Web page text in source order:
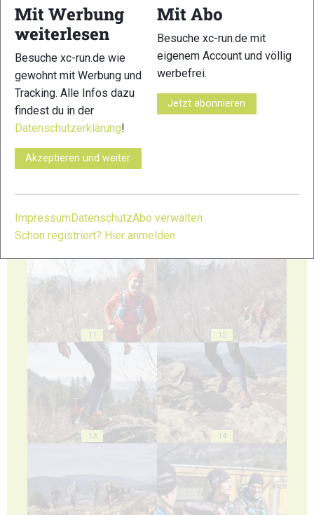
5
7
9
11 12
13 14
Mit Werbung
weiterlesen
Besuche xc-run.de wie
gewohnt mit Werbung und
Tracking. Alle Infos dazu
findest du in der
Datenschutzerklärung!
Akzeptieren und weiter
Mit Abo
Besuche xc-run.de mit
eigenem Account und völlig
werbefrei.
Jetzt abonnieren
Impressum DatenschutzAbo verwalten
Schon registriert? Hier anmelden